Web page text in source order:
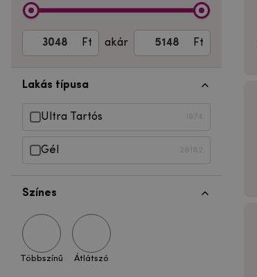
Ft akár Ft
Lakás típusa
Ultra Tartós
Gél
Színes
Többszínű Átlátszó